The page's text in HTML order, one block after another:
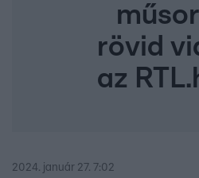
rövid
az
2024. január 27. 7:02